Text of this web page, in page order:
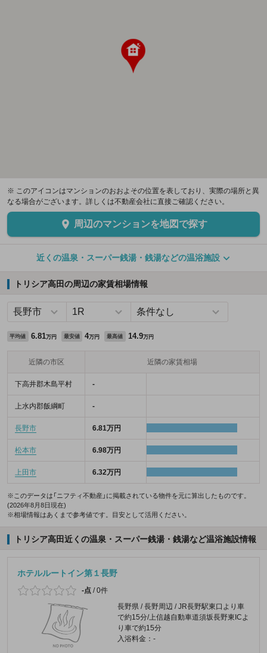
※ このアイコンはマンションのおおよその位置を表しており、実際の場所と異
なる場合がございます。詳しくは不動産会社に直接ご確認ください。
周辺のマンションを地図で探す
近くの温泉・スーパー銭湯・銭湯などの温浴施設
トリシア高田の周辺の家賃相場情報
平均値 6.81万円 最安値 4万円 最高値 14.9万円
近隣の市区 近隣の家賃相場
下高井郡木島平村 -
上水内郡飯綱町 -
長野市 6.81万円
松本市 6.98万円
上田市 6.32万円
※このデータは「ニフティ不動産」に掲載されている物件を元に算出したものです。
(2026年8月8日現在)
※相場情報はあくまで参考値です。目安として活用ください。
トリシア高田近くの温泉・スーパー銭湯・銭湯など温浴施設情報
ホテルルートイン第１長野
-点 /0件
長野県 / 長野周辺 / JR長野駅東口より車
で約15分/上信越自動車道須坂長野東ICよ
り車で約15分
入浴料金：-